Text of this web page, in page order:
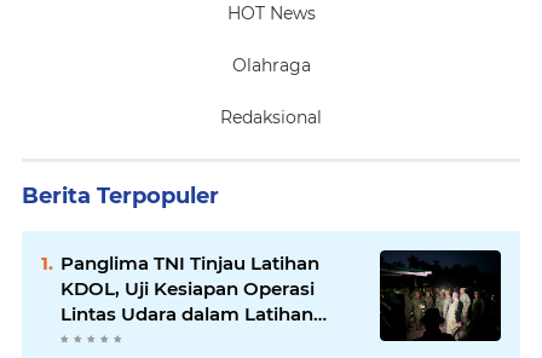
HOT News
Olahraga
Redaksional
Berita Terpopuler
Panglima TNI Tinjau Latihan
KDOL, Uji Kesiapan Operasi
Lintas Udara dalam Latihan
Terintegrasi TNI 2026